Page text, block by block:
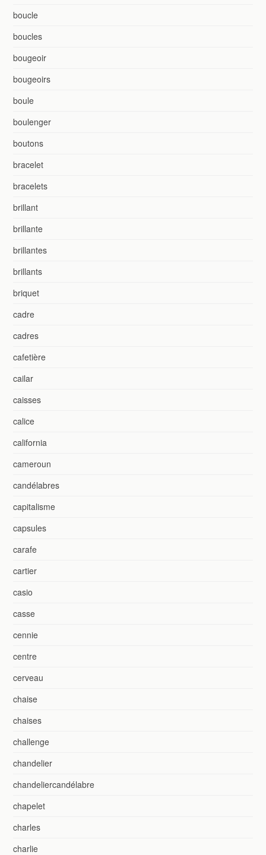
boucle
boucles
bougeoir
bougeoirs
boule
boulenger
boutons
bracelet
bracelets
brillant
brillante
brillantes
brillants
briquet
cadre
cadres
cafetière
cailar
caisses
calice
california
cameroun
candélabres
capitalisme
capsules
carafe
cartier
casio
casse
cennie
centre
cerveau
chaise
chaises
challenge
chandelier
chandeliercandélabre
chapelet
charles
charlie